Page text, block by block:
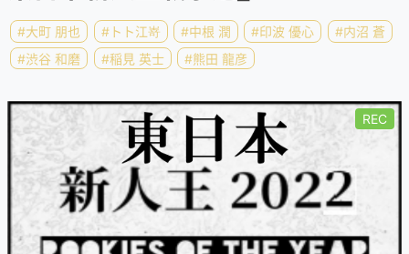
#大町 朋也 #トト江嵜 #中根 潤 #印波 優心
#内沼 蒼
#渋谷 和磨
#稲見 英士 #熊田 龍彦
REC